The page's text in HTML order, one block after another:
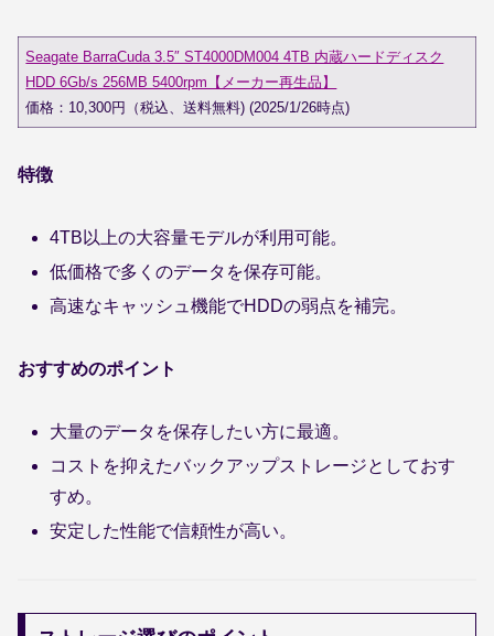
Seagate BarraCuda 3.5″ ST4000DM004 4TB 内蔵ハードディスク
HDD 6Gb/s 256MB 5400rpm【メーカー再生品】
価格：10,300円（税込、送料無料) (2025/1/26時点)
特徴
4TB以上の大容量モデルが利用可能。
低価格で多くのデータを保存可能。
高速なキャッシュ機能でHDDの弱点を補完。
おすすめのポイント
大量のデータを保存したい方に最適。
コストを抑えたバックアップストレージとしておす
すめ。
安定した性能で信頼性が高い。